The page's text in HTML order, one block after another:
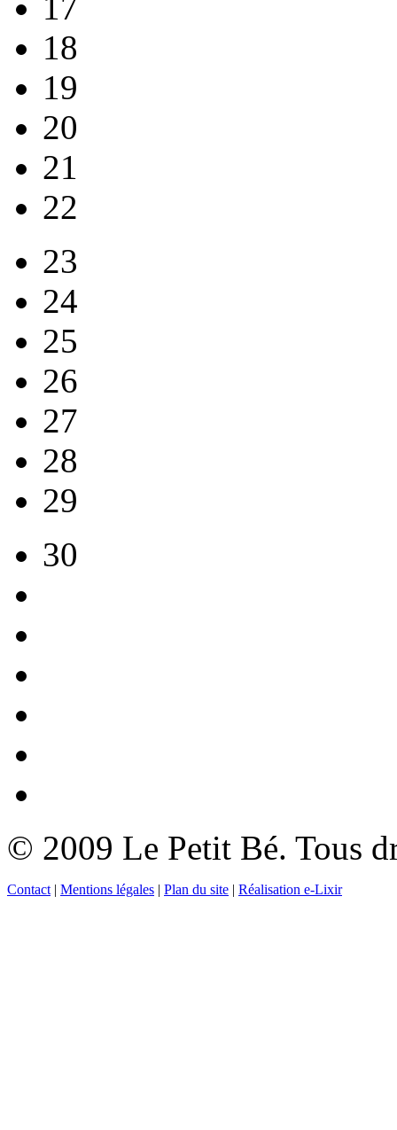
17
18
19
20
21
22
23
24
25
26
27
28
29
30
© 2009 Le Petit Bé. Tous
Contact | Mentions légales | Plan du site | Réalisation e-Lixir